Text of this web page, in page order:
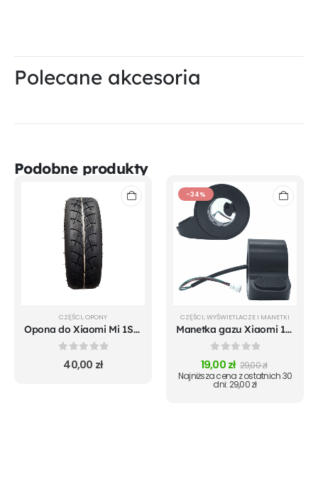
Polecane akcesoria
Podobne produkty
CZĘŚCI, OPONY
Opona do Xiaomi Mi 1S m365 Pro Mi Pro 2 Essential
out of 5
40,00 zł
-34%
CZĘŚCI, WYŚWIETLACZE I MANETKI
Manetka gazu Xiaomi 1S m365 Essential
0out of 5
19,00zł 29,00zł
Najniższa cena z ostatnich 30
dni: 29,00zł